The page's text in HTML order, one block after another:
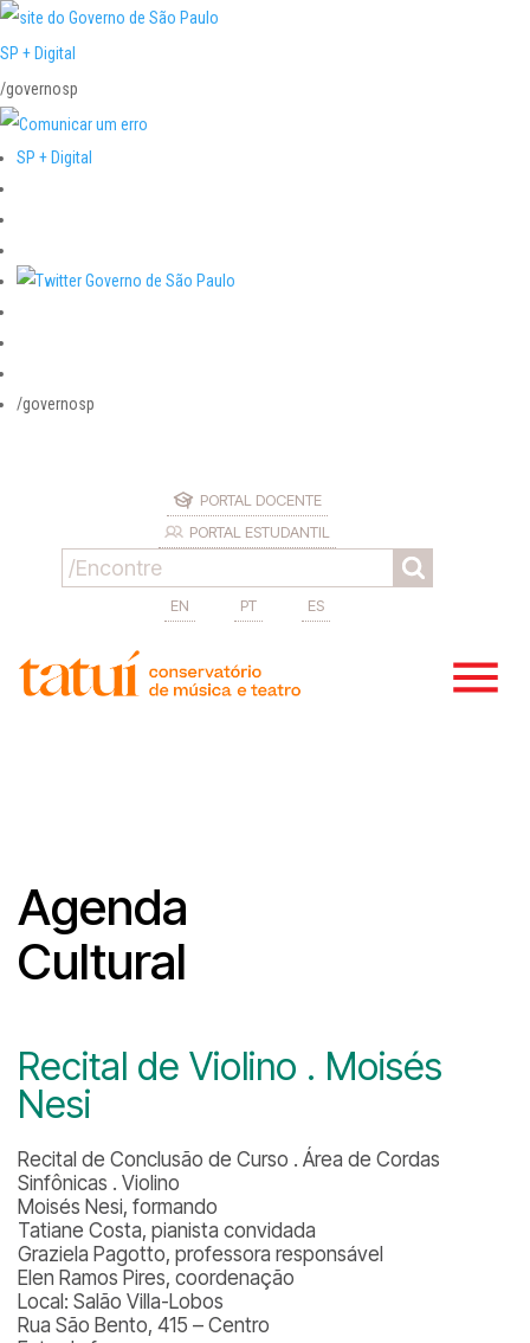
SP + Digital
/governosp
SP + Digital
/governosp
PORTAL DOCENTE
PORTAL ESTUDANTIL
EN PT ES
Agenda
Cultural
Recital de Violino . Moisés
Nesi
Recital de Conclusão de Curso . Área de Cordas
Sinfônicas . Violino
Moisés Nesi, formando
Tatiane Costa, pianista convidada
Graziela Pagotto, professora responsável
Elen Ramos Pires, coordenação
Local: Salão Villa-Lobos
Rua São Bento, 415 – Centro